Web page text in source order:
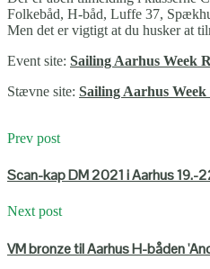
Folkebåd, H-båd, Luffe 37,
Men det er vigtigt at du husker at
Event site: Sailing Aarhus Week
Stævne site: Sailing Aarhus Week
Prev post
Scan-kap DM 2021 i Aarhus 19.-
Next post
VM bronze til Aarhus H-båden